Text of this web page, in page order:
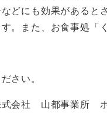
どにも効果があると
。また、お食事処「
さい。
会社 山都事業所 ホ